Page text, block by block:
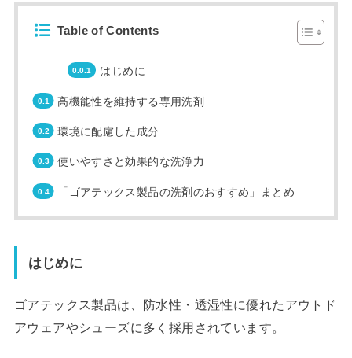
Table of Contents
はじめに
高機能性を維持する専用洗剤
環境に配慮した成分
使いやすさと効果的な洗浄力
「ゴアテックス製品の洗剤のおすすめ」まとめ
はじめに
ゴアテックス製品は、防水性・透湿性に優れたアウトド
アウェアやシューズに多く採用されています。